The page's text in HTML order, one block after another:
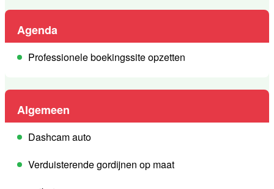
Agenda
Professionele boekingssite opzetten
Algemeen
Dashcam auto
Verduisterende gordijnen op maat